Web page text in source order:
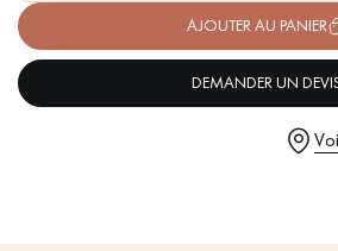
Demandez un rendez-vous
AJOUTER AU PANIER
DEMANDER UN